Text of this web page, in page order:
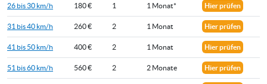
26 bis 30 km/h 180 € 1 1 Monat* Hier prüfen
31 bis 40 km/h 260 € 2 1 Monat Hier prüfen
41 bis 50 km/h 400 € 2 1 Monat Hier prüfen
51 bis 60 km/h 560 € 2 2 Monate Hier prüfen